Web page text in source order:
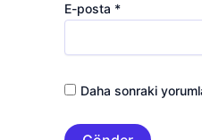
E-posta *
Daha sonraki